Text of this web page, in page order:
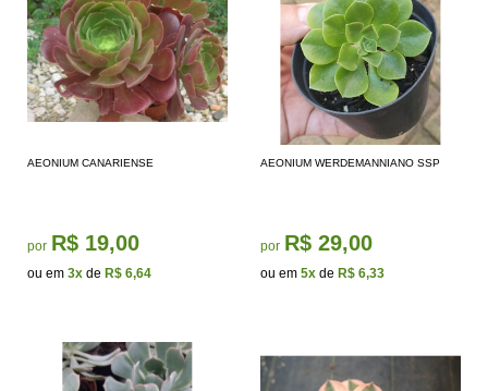
AEONIUM CANARIENSE
por R$ 19,00
ou em 3x de R$ 6,64
AEONIUM WERDEMANNIANO SSP
por R$ 29,00
ou em 5x de R$ 6,33